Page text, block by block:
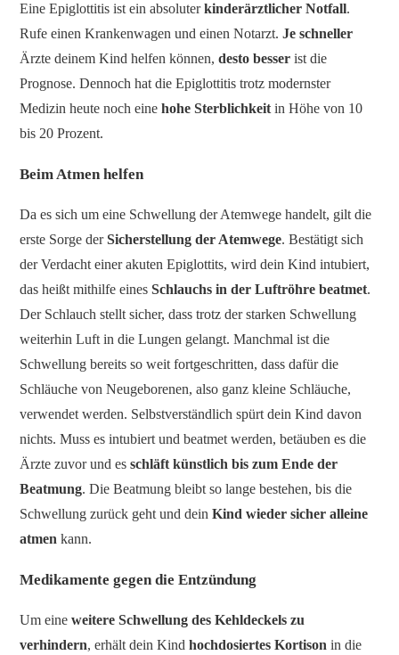
Eine Epiglottitis ist ein absoluterkinderärztlicher Notfall.
Rufe einen Krankenwagen und einen Notarzt.Je schneller
Ärzte deinem Kind helfen können, desto besser ist die
Prognose. Dennoch hat die Epiglottitis trotz modernster
Medizin heute noch einehohe Sterblichkeitin Höhe von 10
bis 20 Prozent.
Beim Atmen helfen
Da es sich um eine Schwellung der Atemwege handelt, gilt die
erste Sorge derSicherstellung der Atemwege. Bestätigt sich
der Verdacht einer akuten Epiglottits, wird dein Kind intubiert,
das heißt mithilfe einesSchlauchs in der Luftröhre beatmet.
Der Schlauch stellt sicher, dass trotz der starken Schwellung
weiterhin Luft in die Lungen gelangt. Manchmal ist die
Schwellung bereits so weit fortgeschritten, dass dafür die
Schläuche von Neugeborenen, also ganz kleine Schläuche,
verwendet werden. Selbstverständlich spürt dein Kind davon
nichts. Muss es intubiert und beatmet werden, betäuben es die
Ärzte zuvor und esschläft künstlich bis zum Ende der
Beatmung. Die Beatmung bleibt so lange bestehen, bis die
Schwellung zurück geht und deinKind wieder sicher alleine
atmen kann.
Medikamente gegen die Entzündung
Um eineweitere Schwellung des Kehldeckels zu
verhindern, erhält dein Kindhochdosiertes Kortison in die